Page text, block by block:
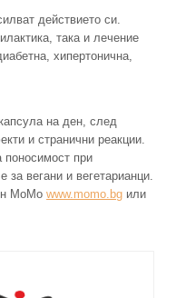
действието си.
така и лечение
хипертонична,
на ден, след
и странични реакции.
поносимост при
вегани и вегетарианци.
МоМо www.momo.bg или